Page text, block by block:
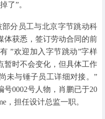
了”。
分员工与北京字节跳动科
体获悉，签订劳动合同的前
”欢迎加入字节跳动”字样
暂时不会变化，但具体工作
未与锤子员工详细对接。”
0002号人物，肖鹏已于20
，担任设计总监一职。